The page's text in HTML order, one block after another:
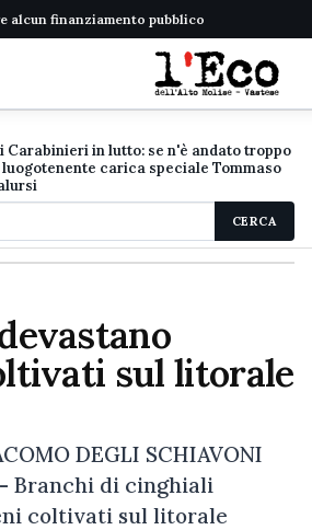
alcun finanziamento pubblico
Carabinieri in lutto: se n'è andato troppo
carica speciale Tommaso
CERCA
sul litorale
DEGLI SCHIAVONI
- Branchi di cinghiali
coltivati sul litorale